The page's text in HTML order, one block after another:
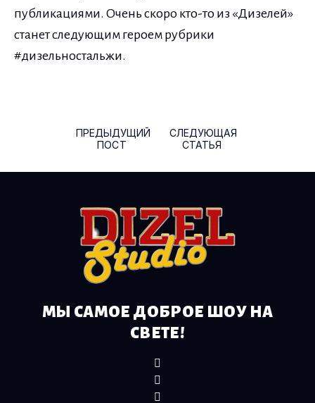
публикациями. Очень скоро кто-то из «Дизелей»
станет следующим героем рубрики
#дизельностальжи.
ПРЕДЫДУЩИЙ
ПОСТ
СЛЕДУЮЩАЯ
СТАТЬЯ
МЫ САМОЕ ДОБРОЕ ШОУ НА
СВЕТЕ!